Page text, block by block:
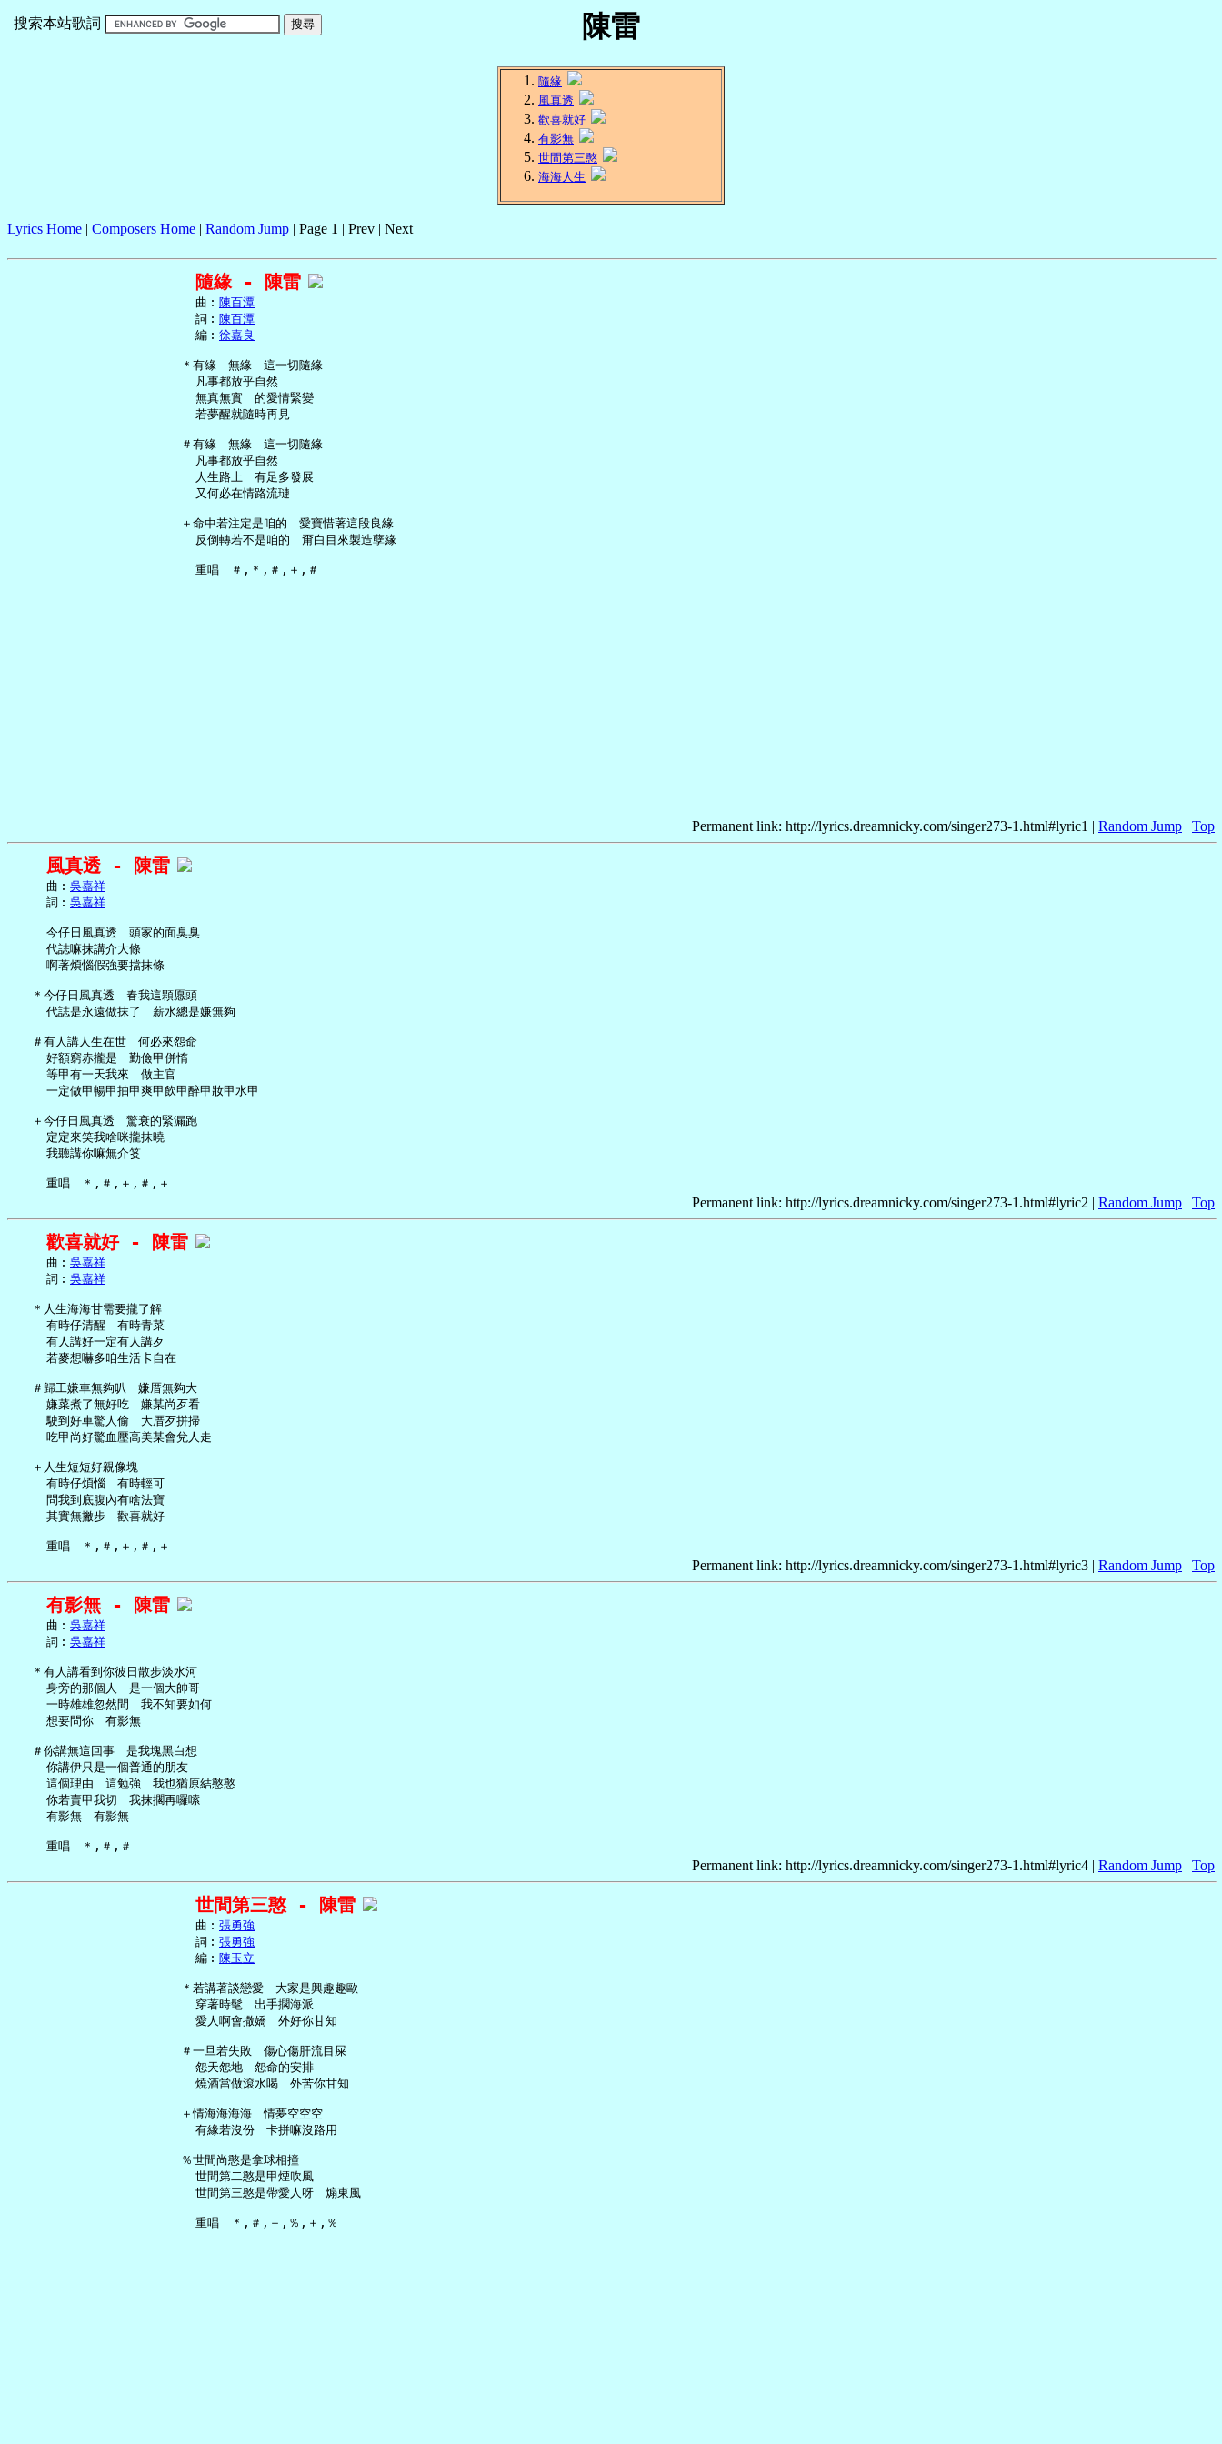
陳雷
搜索本站歌詞
隨緣
風真透
歡喜就好
有影無
世間第三憨
海海人生
Lyrics Home | Composers Home | Random Jump | Page 1 | Prev | Next
隨緣 - 陳雷
     曲︰
陳百潭
     詞︰
陳百潭
     編︰
徐嘉良
   ＊有緣　無緣　這一切隨緣
     凡事都放乎自然
     無真無實　的愛情緊變
     若夢醒就隨時再見
   ＃有緣　無緣　這一切隨緣
     凡事都放乎自然
     人生路上　有足多發展
     又何必在情路流璉
   ＋命中若注定是咱的　愛寶惜著這段良緣
     反倒轉若不是咱的　甭白目來製造孽緣
Permanent link: http://lyrics.dreamnicky.com/singer273-1.html#lyric1 | Random Jump | Top
風真透 - 陳雷
     曲︰
吳嘉祥
     詞︰
吳嘉祥
     今仔日風真透　頭家的面臭臭
     代誌嘛抹講介大條
     啊著煩惱假強要擋抹條
   ＊今仔日風真透　春我這顆愿頭
     代誌是永遠做抹了　薪水總是嫌無夠
   ＃有人講人生在世　何必來怨命
     好額窮赤攏是　勤儉甲併惰
     等甲有一天我來　做主官
     一定做甲暢甲抽甲爽甲飲甲醉甲妝甲水甲
   ＋今仔日風真透　驚衰的緊漏跑
     定定來笑我啥咪攏抹曉
     我聽講你嘛無介笅
Permanent link: http://lyrics.dreamnicky.com/singer273-1.html#lyric2 | Random Jump | Top
歡喜就好 - 陳雷
     曲︰
吳嘉祥
     詞︰
吳嘉祥
   ＊人生海海甘需要攏了解
     有時仔清醒　有時青菜
     有人講好一定有人講歹
     若麥想嚇多咱生活卡自在
   ＃歸工嫌車無夠叭　嫌厝無夠大
     嫌菜煮了無好吃　嫌某尚歹看
     駛到好車驚人偷　大厝歹拼掃
     吃甲尚好驚血壓高美某會兌人走
   ＋人生短短好親像塊
     有時仔煩惱　有時輕可
     問我到底腹內有啥法寶
     其實無撇步　歡喜就好
Permanent link: http://lyrics.dreamnicky.com/singer273-1.html#lyric3 | Random Jump | Top
有影無 - 陳雷
     曲︰
吳嘉祥
     詞︰
吳嘉祥
   ＊有人講看到你彼日散步淡水河
     身旁的那個人　是一個大帥哥
     一時雄雄忽然間　我不知要如何
     想要問你　有影無
   ＃你講無這回事　是我塊黑白想
     你講伊只是一個普通的朋友
     這個理由　這勉強　我也猶原結憨憨
     你若賣甲我切　我抹擱再囉嗦
     有影無　有影無
Permanent link: http://lyrics.dreamnicky.com/singer273-1.html#lyric4 | Random Jump | Top
世間第三憨 - 陳雷
     曲︰
張勇強
     詞︰
張勇強
     編︰
陳玉立
   ＊若講著談戀愛　大家是興趣趣歐
     穿著時髦　出手擱海派
     愛人啊會撒嬌　外好你甘知
   ＃一旦若失敗　傷心傷肝流目屎
     怨天怨地　怨命的安排
     燒酒當做滾水喝　外苦你甘知
   ＋情海海海海　情夢空空空
     有緣若沒份　卡拼嘛沒路用
   ％世間尚憨是拿球相撞
     世間第二憨是甲煙吹風
     世間第三憨是帶愛人呀　煽東風